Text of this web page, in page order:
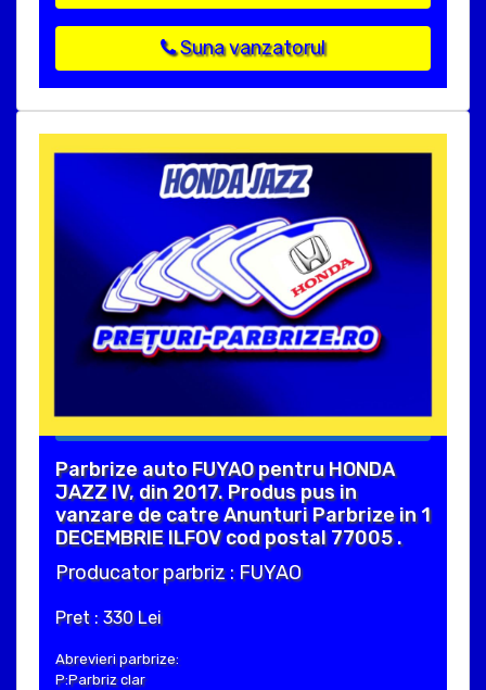
Suna vanzatorul
Parbrize auto FUYAO pentru HONDA
JAZZ IV, din 2017. Produs pus in
vanzare de catre Anunturi Parbrize in 1
DECEMBRIE ILFOV cod postal 77005 .
Producator parbriz : FUYAO
Pret : 330 Lei
Abrevieri parbrize:
P:Parbriz clar